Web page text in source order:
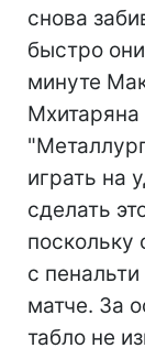
снова
быстро
минуте
Мхитаряна
играть на
сделать
поскольку
с
матче. За
табло не